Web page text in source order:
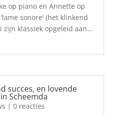
op piano en Annette op
sonore' (het klinkend
zijn klassiek opgeleid aan...
succes, en lovende
Scheemda
| 0 reacties